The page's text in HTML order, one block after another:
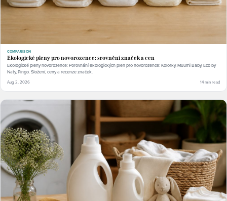
COMPARISON
Ekologické pleny pro novorozence: srovnění značek a cen
Ekologické pleny novorozence: Porovnání ekologických plen pro novorozence: Kolorky, Muumi Baby, Eco by
Naty, Pingo. Složení, ceny a recenze značek.
Aug 2, 2026 14 min read